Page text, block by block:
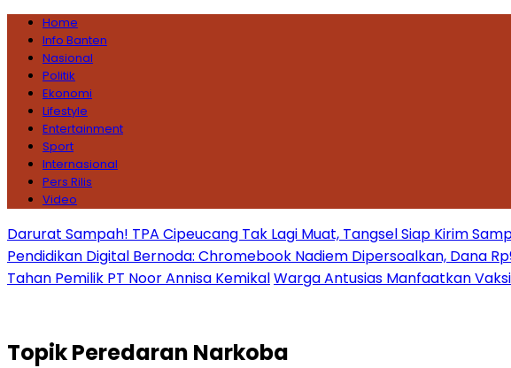
Home
Info Banten
Nasional
Politik
Ekonomi
Lifestyle
Entertainment
Sport
Internasional
Pers Rilis
Video
Darurat Sampah! TPA Cipeucang Tak Lagi Muat, Tangsel Siap Kirim
Pendidikan Digital Bernoda: Chromebook Nadiem Dipersoalkan, Dana
Tahan Pemilik PT Noor Annisa KemikalWarga Antusias Manfaatkan
TopikPeredaran Narkoba